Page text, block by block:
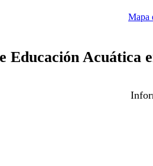
Mapa
Educación Acuática